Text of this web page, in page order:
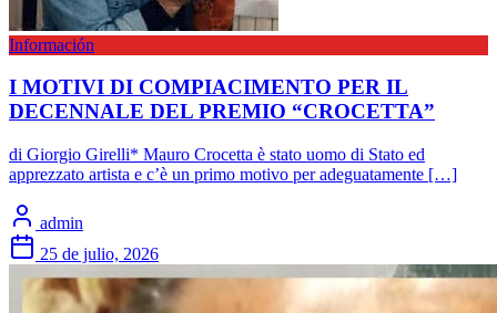
Información
I MOTIVI DI COMPIACIMENTO PER IL
DECENNALE DEL PREMIO “CROCETTA”
di Giorgio Girelli* Mauro Crocetta è stato uomo di Stato ed
apprezzato artista e c’è un primo motivo per adeguatamente […]
admin
25 de julio, 2026